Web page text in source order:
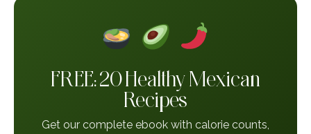
FREE: 20 Healthy Mexican
Recipes
Get our complete ebook with calorie counts,